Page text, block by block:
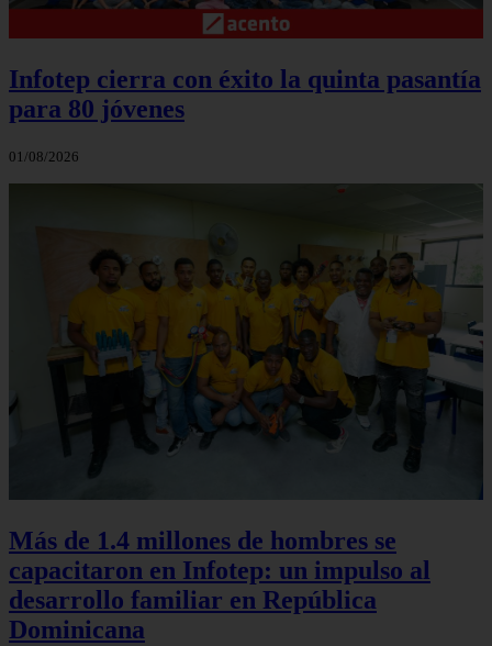
Infotep cierra con éxito la quinta pasantía
para 80 jóvenes
01/08/2026
Más de 1.4 millones de hombres se
capacitaron en Infotep: un impulso al
desarrollo familiar en República
Dominicana